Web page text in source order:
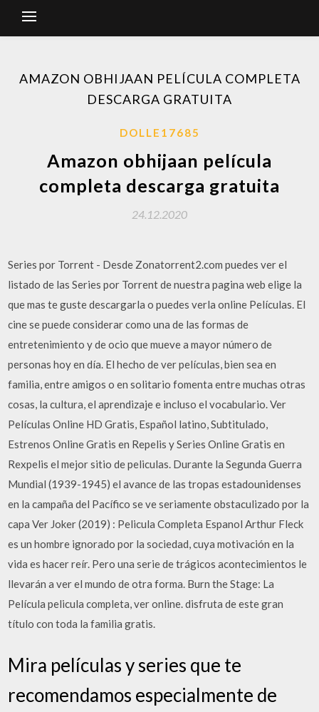
AMAZON OBHIJAAN PELÍCULA COMPLETA
DESCARGA GRATUITA
DOLLE17685
Amazon obhijaan película
completa descarga gratuita
24.12.2020
Series por Torrent - Desde Zonatorrent2.com puedes ver el
listado de las Series por Torrent de nuestra pagina web elige la
que mas te guste descargarla o puedes verla online Películas. El
cine se puede considerar como una de las formas de
entretenimiento y de ocio que mueve a mayor número de
personas hoy en día. El hecho de ver películas, bien sea en
familia, entre amigos o en solitario fomenta entre muchas otras
cosas, la cultura, el aprendizaje e incluso el vocabulario. Ver
Películas Online HD Gratis, Español latino, Subtitulado,
Estrenos Online Gratis en Repelis y Series Online Gratis en
Rexpelis el mejor sitio de peliculas. Durante la Segunda Guerra
Mundial (1939-1945) el avance de las tropas estadounidenses
en la campaña del Pacífico se ve seriamente obstaculizado por la
capa Ver Joker (2019) : Pelicula Completa Espanol Arthur Fleck
es un hombre ignorado por la sociedad, cuya motivación en la
vida es hacer reír. Pero una serie de trágicos acontecimientos le
llevarán a ver el mundo de otra forma. Burn the Stage: La
Película pelicula completa, ver online. disfruta de este gran
título con toda la familia gratis.
Mira películas y series que te
recomendamos especialmente de